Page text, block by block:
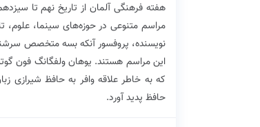
هفته فرهنگی آلمان از تاریخ نهم تا
مراسم متنوعی در حوزه‌های سینما، علوم،
نویسنده، پروفسور آنکه بسه متخصص
این مراسم هستند. یوهان ولفگانگ فون
که به خاطر علاقه وافر به حافظ شیرازی
حافظ پدید آورد.